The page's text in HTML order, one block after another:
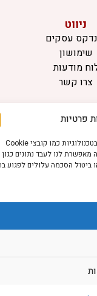
כדי לספק את החוויה הטובה ביותר, אנו משתמשים בטכנולוגיות כמו קובצי Cookie
לנו לעבד נתונים כגון
הסכמה עלולים לפגוע בחלק
ניווט
עסקים
שימושון
מודעות
קשר